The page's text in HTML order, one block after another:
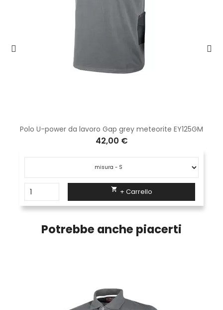
Polo U-power da lavoro Gap grey meteorite EY125GM
42,00 €
 + Carrello
Potrebbe anche piacerti